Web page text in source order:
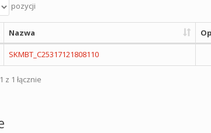
pozycji
Nazwa
SKMBT_C25317121808110
z 1 łącznie